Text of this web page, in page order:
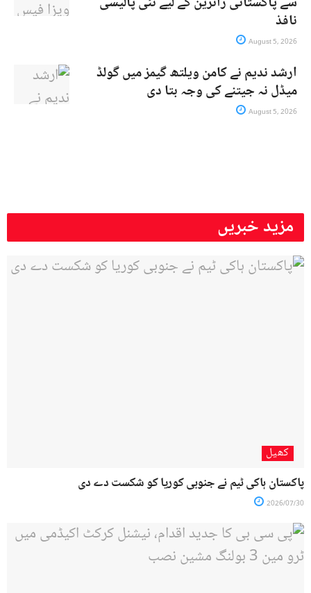
نافذ
August 5, 2026
ارشد ندیم نے کامن ویلتھ گیمز میں گولڈ
میڈل نہ جیتنے کی وجہ بتا دی
August 5, 2026
مزید خبریں
کھیل
پاکستان ہاکی ٹیم نے جنوبی کوریا کو شکست دے دی
2026/07/30